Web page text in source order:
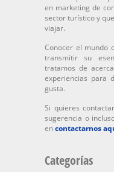
en marketing de
sector turístico y
viajar.
Conocer el mundo
transmitir su
tratamos de
experiencias para
gusta.
Si quieres
sugerencia o
encontactarnos
Categorías